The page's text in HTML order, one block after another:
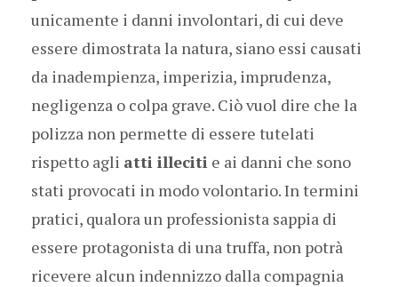
unicamente i danni involontari, di cui deve
essere dimostrata la natura, siano essi causati
da inadempienza, imperizia, imprudenza,
negligenza o colpa grave. Ciò vuol dire che la
polizza non permette di essere tutelati
rispetto agli atti illeciti e ai danni che sono
stati provocati in modo volontario. In termini
pratici, qualora un professionista sappia di
essere protagonista di una truffa, non potrà
ricevere alcun indennizzo dalla compagnia